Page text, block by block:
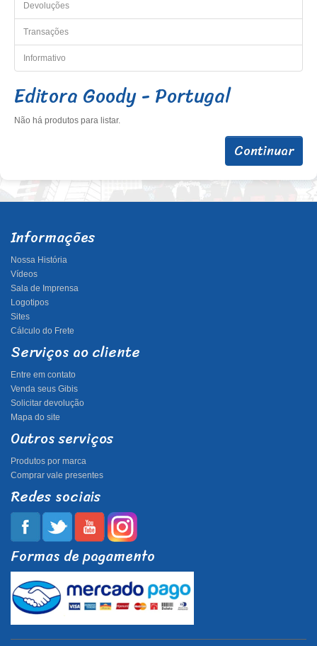
Devoluções
Transações
Informativo
Editora Goody - Portugal
Não há produtos para listar.
Continuar
Informações
Nossa História
Vídeos
Sala de Imprensa
Logotipos
Sites
Cálculo do Frete
Serviços ao cliente
Entre em contato
Venda seus Gibis
Solicitar devolução
Mapa do site
Outros serviços
Produtos por marca
Comprar vale presentes
Redes sociais
Formas de pagamento